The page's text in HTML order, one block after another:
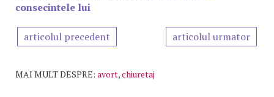
consecintele lui
articolul precedent articolul urmator
MAI MULT DESPRE: avort,chiuretaj